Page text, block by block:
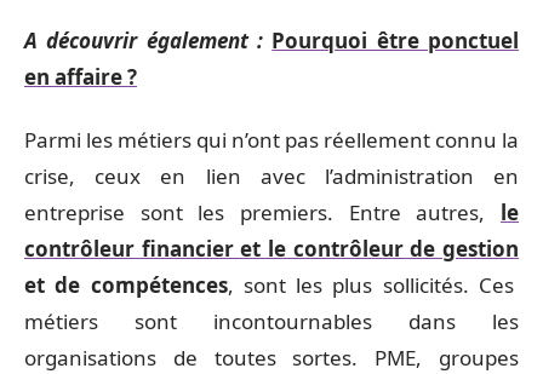
A découvrir également : Pourquoi être ponctuel
en affaire ?
Parmi les métiers qui n’ont pas réellement connu la
crise, ceux en lien avec l’administration en
entreprise sont les premiers. Entre autres, le
contrôleur financier et le contrôleur de gestion
et de compétences, sont les plus sollicités. Ces
métiers sont incontournables dans les
organisations de toutes sortes. PME, groupes